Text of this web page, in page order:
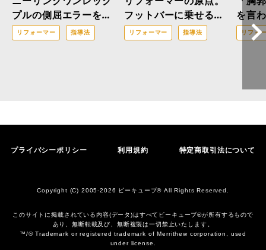
プルの側屈エラーを解
消！「三位一体の修
正」で改善へと導くア
リフォーマー 指導法
フットバーに乗せる
「あの部分」の正体と
正しい踏み込み方
リフォーマー 指導法
を言
スト
ンを
リフォ
プライバシーポリシー 利用規約 特定商取引法について
Copyright (C) 2005-2026 ビーキューブ® All Rights Reserved.
このサイトに掲載されている内容(データ)はすべてビーキューブ®︎が所有するもので
あり、無断転載及び、無断複製は一切禁止いたします。
™/® Trademark or registered trademark of Merrithew corporation, used
under license.